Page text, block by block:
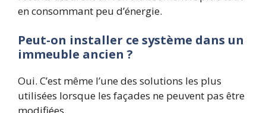
en consommant peu d’énergie.
Peut-on installer ce système dans un
immeuble ancien ?
Oui. C’est même l’une des solutions les plus
utilisées lorsque les façades ne peuvent pas être